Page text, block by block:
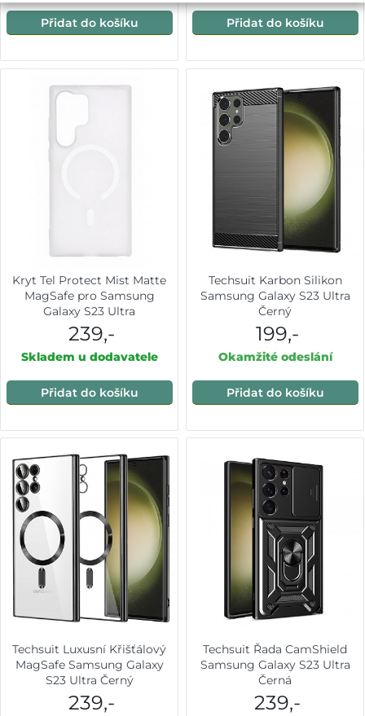
Přidat do košíku Přidat do košíku
Kryt Tel Protect Mist Matte
MagSafe pro Samsung
Galaxy S23 Ultra
transparentní
239,-
Skladem u dodavatele
Přidat do košíku
Techsuit Karbon Silikon
Samsung Galaxy S23 Ultra
Černý
199,-
Okamžité odeslání
Přidat do košíku
Techsuit Luxusní Křišťálový
MagSafe Samsung Galaxy
S23 Ultra Černý
239,-
Techsuit Řada CamShield
Samsung Galaxy S23 Ultra
Černá
239,-